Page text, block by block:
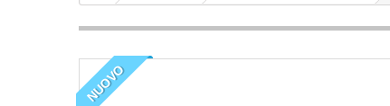
NUOVO